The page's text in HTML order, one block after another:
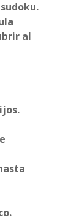
al